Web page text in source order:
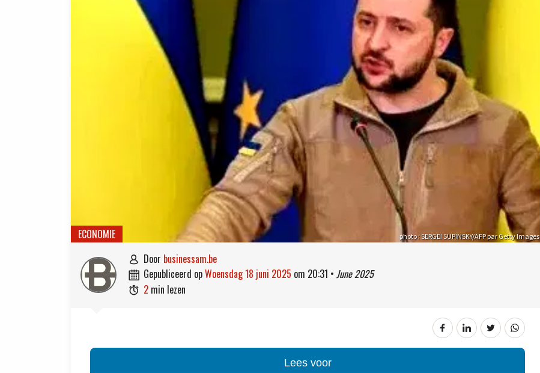
photo : SERGEI SUPINSKY/AFP par Getty Images
ECONOMIE
 door businessam.be
 gepubliceerd op woensdag 18 juni 2025 om 20:31 • June 2025
 2 min lezen
Lees voor